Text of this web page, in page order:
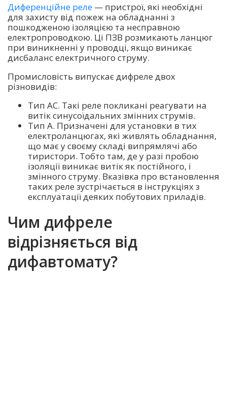
Диференційне реле — пристрої, які необхідні
для захисту від пожеж на обладнанні з
пошкодженою ізоляцією та несправною
електропроводкою. Ці ПЗВ розмикають ланцюг
при виникненні у проводці, якщо виникає
дисбаланс електричного струму.
Промисловість випускає дифреле двох
різновидів:
Тип АС. Такі реле покликані реагувати на
витік синусоїдальних змінних струмів.
Тип А. Призначені для установки в тих
електроланцюгах, які живлять обладнання,
що має у своєму складі випрямлячі або
тиристори. Тобто там, де у разі пробою
ізоляції виникає витік як постійного, і
змінного струму. Вказівка про встановлення
таких реле зустрічається в інструкціях з
експлуатації деяких побутових приладів.
Чим дифреле
відрізняється від
дифавтомату?